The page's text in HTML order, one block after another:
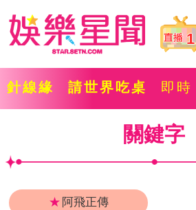
1
針線緣 請世界吃桌 即時
關鍵字
★ 阿飛正傳